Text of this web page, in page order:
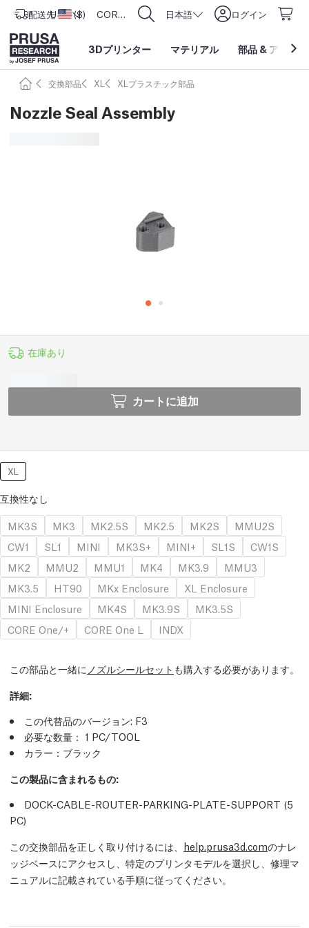
配送先 アメリカ合衆国
USD ($) CORE One L: Now In Stock! 日本語 ログイン
3Dプリンター マテリアル 部品 & アクセ
交換部品 XL XLプラスチック部品
Nozzle Seal Assembly
在庫あり
カートに追加
XL
互換性なし
MK3S
MK3 MK2.5S MK2.5 MK2S
MMU2S
CW1
SL1 MINI MK3S+ MINI+ SL1S
CW1S
MK2
MMU2 MMU1 MK4 MK3.9
MMU3
MK3.5
HT90 MKx Enclosure
XL Enclosure
MINI Enclosure
MK4S MK3.9S
MK3.5S
CORE One/+
CORE One L INDX
この部品と一緒に ノズルシールセット も購入する必要があります。
詳細:
この代替品のバージョン: F3
必要な数量： 1 PC/TOOL
カラー：ブラック
この製品に含まれるもの:
DOCK-CABLE-ROUTER-PARKING-PLATE-SUPPORT (5
PC)
この交換部品を正しく取り付けるには、 help.prusa3d.comのナレ
ッジベースにアクセスし、特定のプリンタモデルを選択し、修理マ
ニュアルに記載されている手順に従ってください。